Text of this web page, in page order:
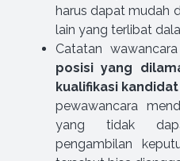
harus dapat mudah
lain yang terlibat
Catatan
posisi yang
kualifikasi kandidat
pewawancara
yang tidak
pengambilan